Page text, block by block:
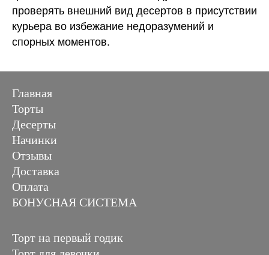
проверять внешний вид десертов в присутствии
курьера во избежание недоразумений и
спорных моментов.
Главная
Торты
Десерты
Начинки
Отзывы
Доставка
Оплата
БОНУСНАЯ СИСТЕМА
Торт на первый годик